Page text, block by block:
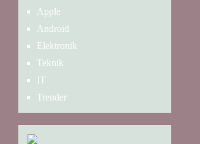
Apple
Android
Elektronik
Teknik
IT
Trender